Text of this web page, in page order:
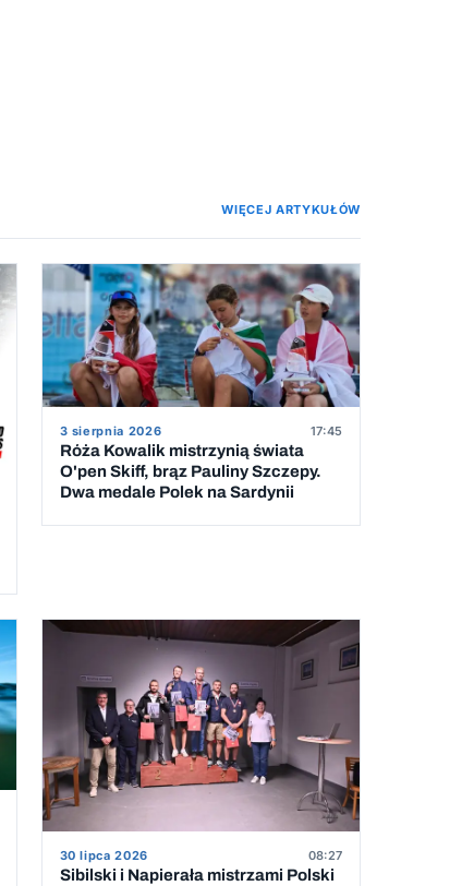
WIĘCEJ ARTYKUŁÓW
3 sierpnia 2026 17:45
Róża Kowalik mistrzynią świata
O'pen Skiff, brąz Pauliny Szczepy.
Dwa medale Polek na Sardynii
30 lipca 2026 08:27
Sibilski i Napierała mistrzami Polski